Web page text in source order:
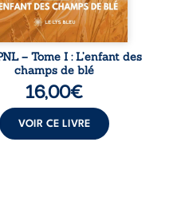
– Tome I : L’enfant des
champs de blé
16,00€
VOIR CE LIVRE